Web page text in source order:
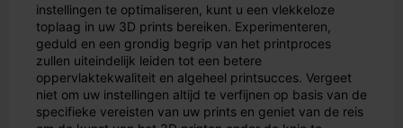
instellingen te optimaliseren, kunt u een vlekkeloze
toplaag in uw 3D prints bereiken. Experimenteren,
geduld en een grondig begrip van het printproces
zullen uiteindelijk leiden tot een betere
oppervlaktekwaliteit en algeheel printsucces. Vergeet
niet om uw instellingen altijd te verfijnen op basis van de
specifieke vereisten van uw prints en geniet van de reis